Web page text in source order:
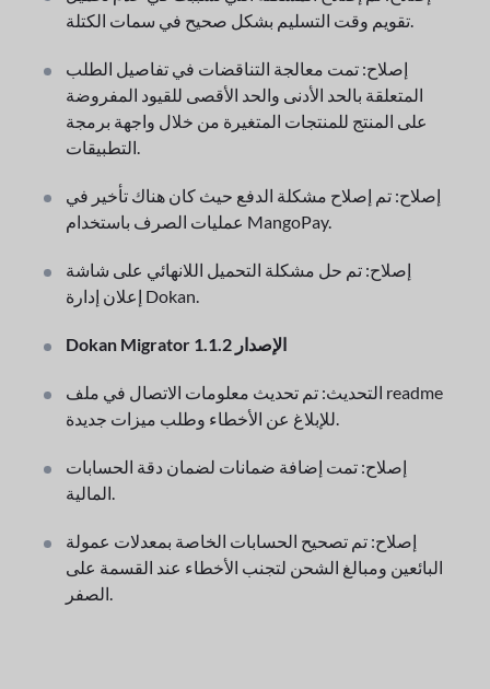
إصلاح: تمت معالجة التناقضات في تفاصيل الطلب
المتعلقة بالحد الأدنى والحد الأقصى للقيود المفروضة
على المنتج للمنتجات المتغيرة من خلال واجهة برمجة
إصلاح: تم إصلاح مشكلة الدفع حيث كان هناك تأخير في
عمليات الصرف باستخدام MangoPay.
إصلاح: تم حل مشكلة التحميل اللانهائي على شاشة
إعلان إدارة Dokan.
Dokan Migrator الإصدار 1.1.2
التحديث: تم تحديث معلومات الاتصال في ملف readme
إصلاح: تمت إضافة ضمانات لضمان دقة الحسابات
إصلاح: تم تصحيح الحسابات الخاصة بمعدلات عمولة
البائعين ومبالغ الشحن لتجنب الأخطاء عند القسمة على